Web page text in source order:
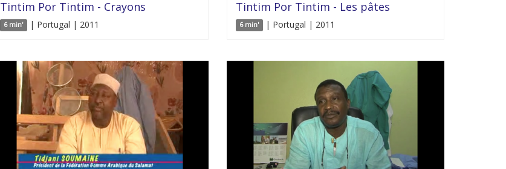
Tintim Por Tintim - Crayons
6 min' | Portugal | 2011
Tintim Por Tintim - Les pâtes
6 min' | Portugal | 2011